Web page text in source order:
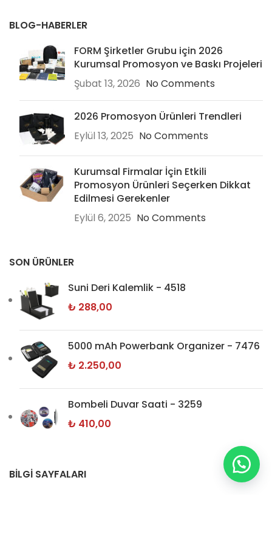
BLOG-HABERLER
FORM Şirketler Grubu için 2026
Kurumsal Promosyon ve Baskı Projeleri
Şubat 13, 2026 No Comments
2026 Promosyon Ürünleri Trendleri
Eylül 13, 2025 No Comments
Kurumsal Firmalar İçin Etkili
Promosyon Ürünleri Seçerken Dikkat
Edilmesi Gerekenler
Eylül 6, 2025 No Comments
SON ÜRÜNLER
Suni Deri Kalemlik - 4518
₺ 288,00
5000 mAh Powerbank Organizer - 7476
₺ 2.250,00
Bombeli Duvar Saati - 3259
₺ 410,00
BİLGİ SAYFALARI